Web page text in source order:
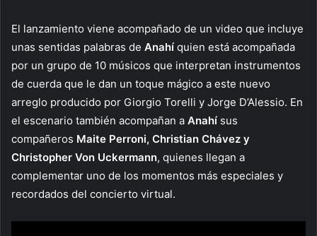
El lanzamiento viene acompañado de un video que incluye
unas sentidas palabras de Anahí quien está acompañada
por un grupo de 10 músicos que interpretan instrumentos
de cuerda que le dan un toque mágico a este nuevo
arreglo producido por Giorgio Torelli y Jorge D’Alessio. En
el escenario también acompañan a Anahí sus
compañeros Maite Perroni, Christian Chávez y
Christopher Von Uckermann, quienes llegan a
complementar uno de los momentos más especiales y
recordados del concierto virtual.